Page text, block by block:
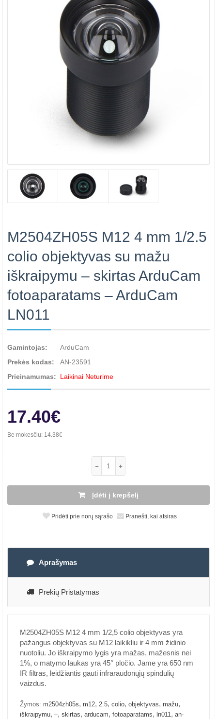
M2504ZH05S M12 4 mm 1/2.5
colio objektyvas su mažu
iškraipymu – skirtas ArduCam
fotoaparatams – ArduCam
LN011
Gamintojas:
ArduCam
Prekės kodas:
AN-23591
Prieinamumas:
Laikinai Neturime
17.40€
Be mokesčių: 14.38€
Įdėti į krepšelį
Pridėti prie norų sąrašo Pranešti, kai atsiras
Aprašymas
Prekių Pristatymas
M2504ZH05S M12 4 mm 1/2,5 colio objektyvas yra
pažangus objektyvas su M12 laikikliu ir 4 mm židinio
nuotoliu. Jo iškraipymo lygis yra mažas, mažesnis nei
1%, o matymo laukas yra 45° pločio. Jame yra 650 nm
IR filtras, leidžiantis gauti infraraudonųjų spindulių
vaizdus.
Žymos: m2504zh05s, m12, 2.5, colio, objektyvas, mažu,
iškraipymu, –, skirtas, arducam, fotoaparatams, ln011, an-